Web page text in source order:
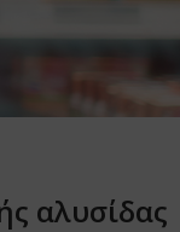
αλυσίδας